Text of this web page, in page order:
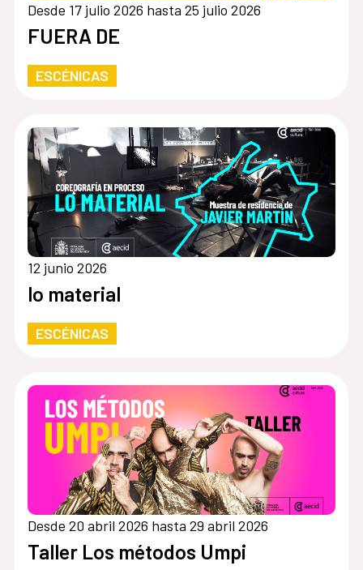
Desde 17 julio 2026 hasta 25 julio 2026
FUERA DE
ESCÉNICAS
12 junio 2026
lo material
ESCÉNICAS
Desde 20 abril 2026 hasta 29 abril 2026
Taller Los métodos Umpi